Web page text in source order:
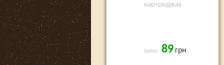
картриджах
Цена: 89 грн